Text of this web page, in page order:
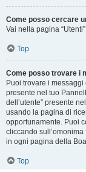
Come posso cercare
Vai nella pagina
Top
Come posso trovare i
Puoi trovare i
presente nel tuo
dell’utente” presente
usando la pagina di
opportunamente. Puoi
cliccando
in ogni pagina della
Top